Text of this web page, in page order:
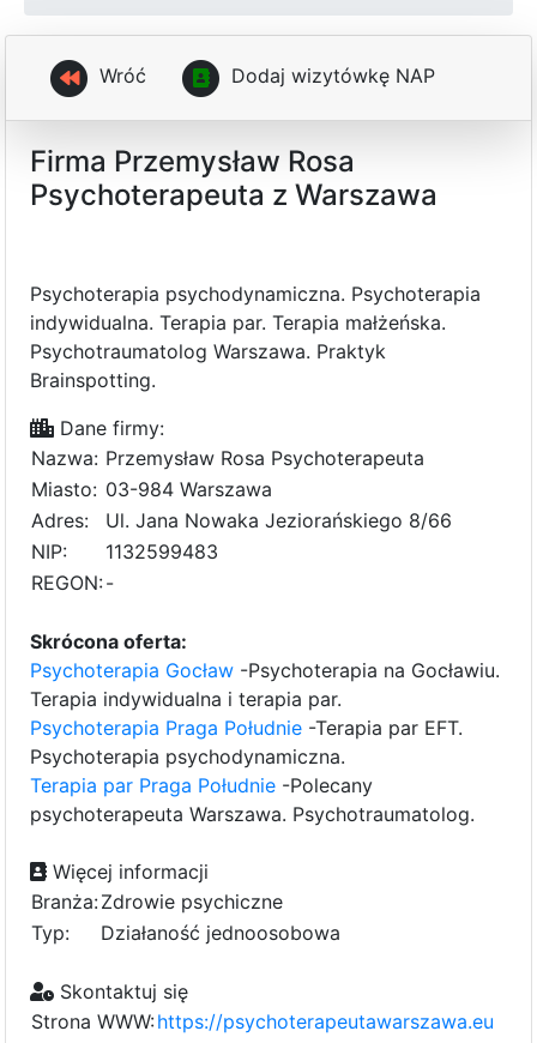
Wróć Dodaj wizytówkę NAP
Firma Przemysław Rosa
Psychoterapeuta z Warszawa
Psychoterapia psychodynamiczna. Psychoterapia
indywidualna. Terapia par. Terapia małżeńska.
Psychotraumatolog Warszawa. Praktyk
Brainspotting.
Dane firmy:
Nazwa: Przemysław Rosa Psychoterapeuta
Miasto: 03-984 Warszawa
Adres:
Ul. Jana Nowaka Jeziorańskiego 8/66
NIP:
1132599483
REGON:-
Skrócona oferta:
Psychoterapia Gocław -Psychoterapia na Gocławiu.
Terapia indywidualna i terapia par.
Psychoterapia Praga Południe -Terapia par EFT.
Psychoterapia psychodynamiczna.
Terapia par Praga Południe -Polecany
psychoterapeuta Warszawa. Psychotraumatolog.
Więcej informacji
Branża:Zdrowie psychiczne
Typ:
Działaność jednoosobowa
Skontaktuj się
Strona WWW:https://psychoterapeutawarszawa.eu